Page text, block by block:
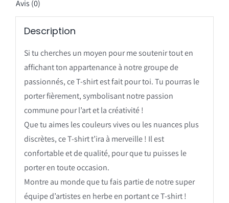
Avis (0)
Description
Si tu cherches un moyen pour me soutenir tout en
affichant ton appartenance à notre groupe de
passionnés, ce T-shirt est fait pour toi. Tu pourras le
porter fièrement, symbolisant notre passion
commune pour l’art et la créativité !
Que tu aimes les couleurs vives ou les nuances plus
discrètes, ce T-shirt t’ira à merveille ! Il est
confortable et de qualité, pour que tu puisses le
porter en toute occasion.
Montre au monde que tu fais partie de notre super
équipe d’artistes en herbe en portant ce T-shirt !